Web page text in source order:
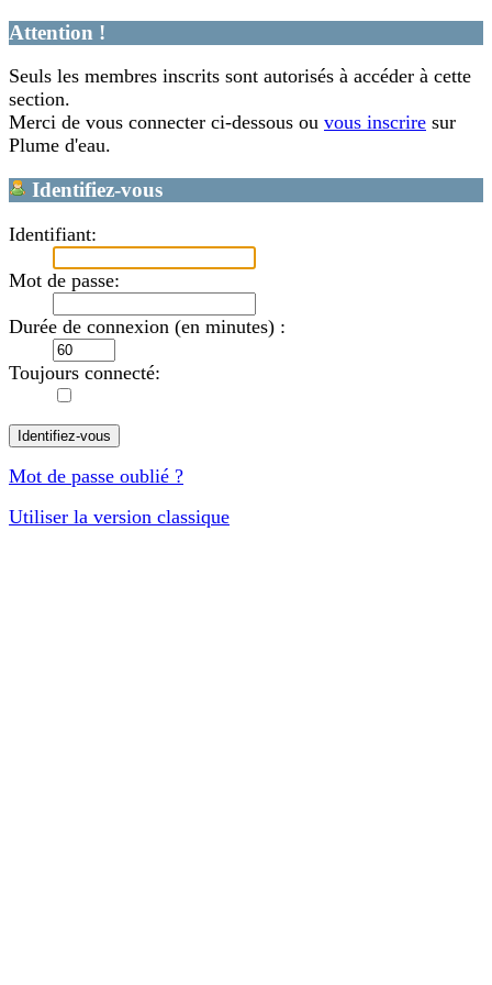
Attention !
Seuls les membres inscrits sont autorisés à accéder à cette
section.
Merci de vous connecter ci-dessous ou vous inscrire sur
Plume d'eau.
Identifiez-vous
Identifiant:
Mot de passe:
Durée de connexion (en minutes) :
Toujours connecté:
Mot de passe oublié ?
Utiliser la version classique